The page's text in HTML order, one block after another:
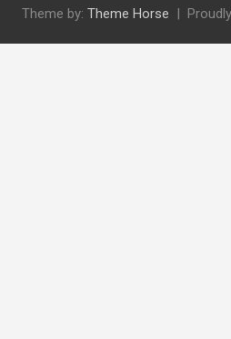
Theme by: Theme Horse